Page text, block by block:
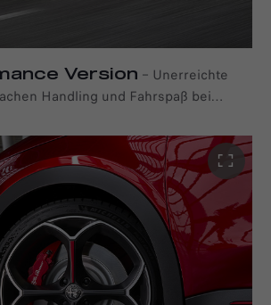
ohne den Fahrspaß zu
Version – Unerreichte
Handling und Fahrspaß bei
Elettrica 280 Veloce. Mit sportlich
vorne und hinten, einem um
Fahrwerk sowie
vorne und hinten ist auf Geraden wie
präziser Fahrspaß garantiert.
präzisen Lenkung und dem
Sperrdifferenzial stellt der Alfa
Veloce auf jeder Straße das volle